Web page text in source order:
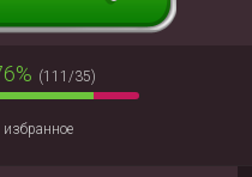
(111/35)
избранное